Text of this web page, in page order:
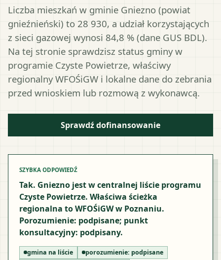
Liczba mieszkań w gminie Gniezno (powiat
gnieźnieński) to 28 930, a udział korzystających
z sieci gazowej wynosi 84,8 % (dane GUS BDL).
Na tej stronie sprawdzisz status gminy w
programie Czyste Powietrze, właściwy
regionalny WFOŚiGW i lokalne dane do zebrania
przed wnioskiem lub rozmową z wykonawcą.
Sprawdź dofinansowanie
SZYBKA ODPOWIEDŹ
Tak. Gniezno jest w centralnej liście programu
Czyste Powietrze. Właściwa ścieżka
regionalna to WFOŚiGW w Poznaniu.
Porozumienie: podpisane; punkt
konsultacyjny: podpisany.
gmina na liście porozumienie: podpisane